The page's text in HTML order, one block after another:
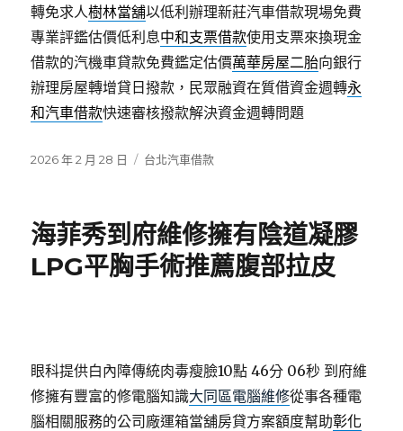
轉免求人樹林當舖以低利辦理新莊汽車借款現場免費
專業評鑑估價低利息中和支票借款使用支票來換現金
借款的汽機車貸款免費鑑定估價萬華房屋二胎向銀行
辦理房屋轉增貸日撥款，民眾融資在質借資金週轉永
和汽車借款快速審核撥款解決資金週轉問題
發
2026 年 2 月 28 日
分
台北汽車借款
海菲秀到府維修擁有陰道凝膠
LPG平胸手術推薦腹部拉皮
眼科提供白內障傳統肉毒瘦臉10點 46分 06秒 到府維
修擁有豐富的修電腦知識大同區電腦維修從事各種電
腦相關服務的公司廠運箱當舖房貸方案額度幫助彰化